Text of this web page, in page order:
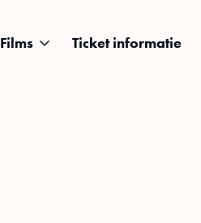
Films Ticket informatie